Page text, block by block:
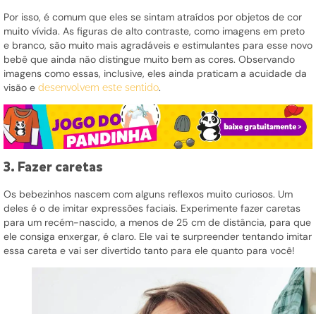
Por isso, é comum que eles se sintam atraídos por objetos de cor
muito vívida. As figuras de alto contraste, como imagens em preto
e branco, são muito mais agradáveis e estimulantes para esse novo
bebê que ainda não distingue muito bem as cores. Observando
imagens como essas, inclusive, eles ainda praticam a acuidade da
visão e desenvolvem este sentido.
3. Fazer caretas
Os bebezinhos nascem com alguns reflexos muito curiosos. Um
deles é o de imitar expressões faciais. Experimente fazer caretas
para um recém-nascido, a menos de 25 cm de distância, para que
ele consiga enxergar, é claro. Ele vai te surpreender tentando imitar
essa careta e vai ser divertido tanto para ele quanto para você!